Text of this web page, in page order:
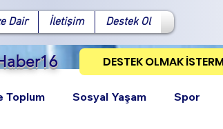
Dair İletişim Destek Ol
DESTEK OLMAK
Toplum Sosyal Yaşam Spor